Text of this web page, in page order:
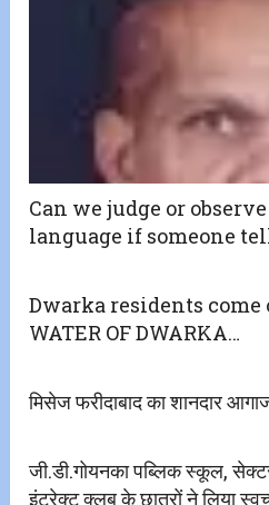
Can we judge or
language if someone
Dwarka residents come
WATER OF DWARKA…
मिसेज फरीदाबाद का शानदार
जी.डी.गोयनका पब्लिक स्कूल,
इंटरेक्ट क्लब के छात्रों ने लिया